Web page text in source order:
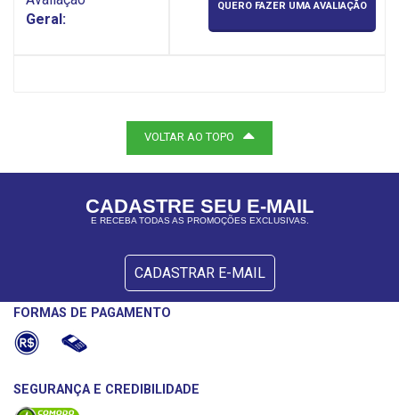
Geral:
QUERO FAZER UMA AVALIAÇÃO
VOLTAR AO TOPO
CADASTRE SEU E-MAIL
E RECEBA TODAS AS PROMOÇÕES EXCLUSIVAS.
CADASTRAR E-MAIL
FORMAS DE PAGAMENTO
SEGURANÇA E CREDIBILIDADE